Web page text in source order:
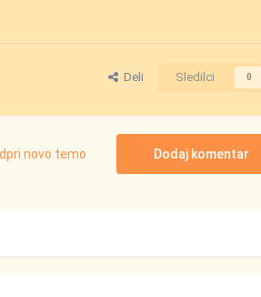
Deli Sledilci 0
Dodaj komentar
novo temo